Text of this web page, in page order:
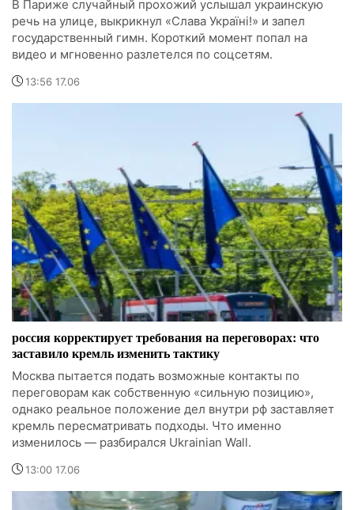
В Париже случайный прохожий услышал украинскую
речь на улице, выкрикнул «Слава Україні!» и запел
государственный гимн. Короткий момент попал на
видео и мгновенно разлетелся по соцсетям.
13:56 17.06
россия корректирует требования на переговорах: что
заставило кремль изменить тактику
Москва пытается подать возможные контакты по
переговорам как собственную «сильную позицию»,
однако реальное положение дел внутри рф заставляет
кремль пересматривать подходы. Что именно
изменилось — разбирался Ukrainian Wall.
13:00 17.06